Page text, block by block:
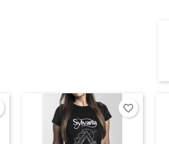
favorite_border